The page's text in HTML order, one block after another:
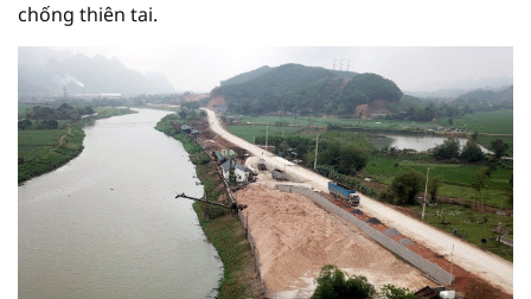
chống thiên tai.